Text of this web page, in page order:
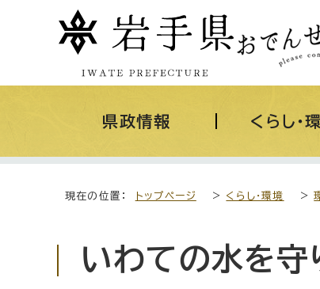
県政情報 くらし・
現在の位置： トップページ > くらし・環境 >
いわての水を